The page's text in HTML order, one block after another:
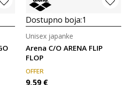
Dostupno boja:1
Arena C/O ARENA FLIP
FLOP
Unisex japanke
OFFER
9,59 €